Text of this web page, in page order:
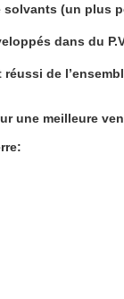
(un plus
dans du
de
une meilleure